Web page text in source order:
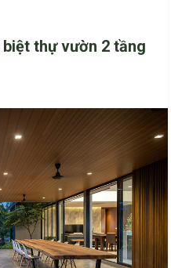
thự vườn 2 tầng